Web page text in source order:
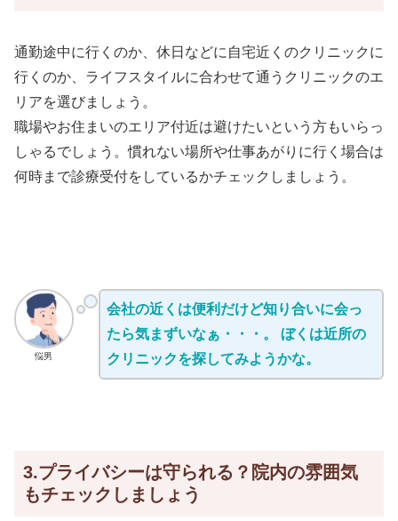
通勤途中に行くのか、休日などに自宅近くのクリニックに
行くのか、ライフスタイルに合わせて通うクリニックのエ
リアを選びましょう。
職場やお住まいのエリア付近は避けたいという方もいらっ
しゃるでしょう。慣れない場所や仕事あがりに行く場合は
何時まで診療受付をしているかチェックしましょう。
悩男
会社の近くは便利だけど知り合いに会っ
たら気まずいなぁ・・・。 ぼくは近所の
クリニックを探してみようかな。
3.プライバシーは守られる？院内の雰囲気
もチェックしましょう